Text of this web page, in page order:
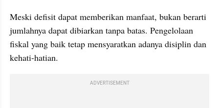
Meski defisit dapat memberikan manfaat, bukan berarti
jumlahnya dapat dibiarkan tanpa batas. Pengelolaan
fiskal yang baik tetap mensyaratkan adanya disiplin dan
kehati-hatian.
ADVERTISEMENT